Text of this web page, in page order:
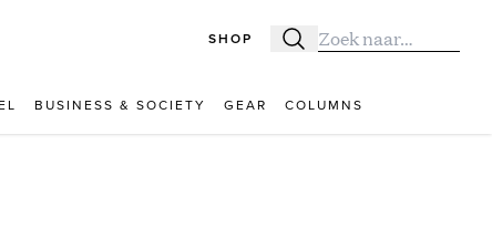
SHOP Zoeken
Zoek naar:
BUSINESS & SOCIETY GEAR COLUMNS